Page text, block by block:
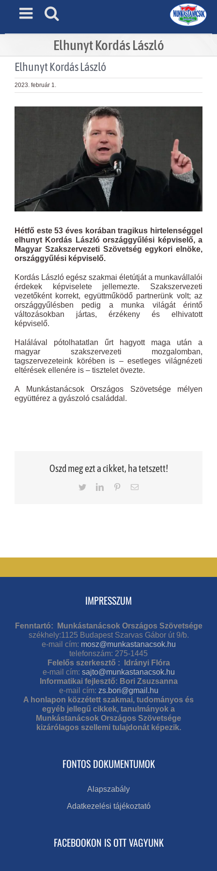
Elhunyt Kordás László
Elhunyt Kordás László
2023. február 1.
Hétfő este 53 éves korában tragikus hirtelenséggel
elhunyt Kordás László országgyűlési képviselő, a
Magyar Szakszervezeti Szövetség egykori elnöke,
országgyűlési képviselő.
Kordás László egész szakmai életútját a munkavállalói
érdekek képviselete jellemezte. Szakszervezeti
vezetőként korrekt, együttműködő partnerünk volt; az
országgyűlésben pedig a munka világát érintő
változásokban jártas, érzékeny és elhivatott
képviselő.
Halálával pótolhatatlan űrt hagyott maga után a
magyar szakszervezeti mozgalomban,
tagszervezeteink körében is – esetleges világnézeti
eltérések ellenére is – tisztelet övezte.
A Munkástanácsok Országos Szövetsége mélyen
együttérez a gyászoló családdal.
Oszd meg ezt a cikket, ha tetszett!
TwitterLinkedInPinterestEmail
IMPRESSZUM
Fenntartó: Munkástanácsok Országos Szövetsége
székhely:1125 Budapest Szarvas Gábor út 9/b.
e-mail cím: mosz@munkastanacsok.hu
telefonszám: 275-1445
Felelős szerkesztő : Idrányi Flóra
e-mail cím: sajto@munkastanacsok.hu
Informatikai fejlesztő: Bori Zsuzsanna
e-mail cím: zs.bori@gmail.hu
A honlapon közzétett szakmai, tudományos és
egyéb jellegű cikkek, tanulmányok a
Munkástanácsok Országos Szövetsége
kizárólagos szellemi tulajdonát képezik.
FONTOS DOKUMENTUMOK
Alapszabály
Adatkezelési tájékoztató
FACEBOOKON IS OTT VAGYUNK